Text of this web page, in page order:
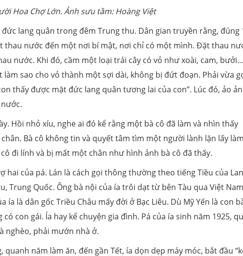
Hoa Chợ Lớn. Ảnh sưu tầm: Hoàng Việt
lang quân trong đêm Trung thu. Dân gian truyền rằng, đúng
thau nước đến một nơi bí mật, nơi chỉ có một mình. Đặt thau
nước. Khi đó, cầm một loại trái cây có vỏ như xoài, cam,
sao cho vỏ thành một sợi dài, không bị đứt đoạn. Phải vừa
thấy được mặt đức lang quân tương lai của con”. Lúc đó, ảo
Hồi nhỏ xíu, nghe ai đó kể rằng một bà cô đã làm và nhìn thấy
Bà cô không tin và quyết tâm tìm một người lành lặn lấy
đi lính và bị mất một chân như hình ảnh bà cô đã thấy.
hai của pá. Lán là cách gọi thông thường theo tiếng Tiều của
Trung Quốc. Ông bà nội của ía trôi dạt từ bên Tàu qua Việt
ía là dân gốc Triều Châu mấy đời ở Bạc Liêu. Dù Mỹ Yến là con
con gái. Ía hay kể chuyện gia đình. Pá của ía sinh năm 1925,
nghèo, phải mướn nhà ở.
quanh năm làm ăn, đến gần Tết, ía dọn dẹp máy móc, bắt đầu